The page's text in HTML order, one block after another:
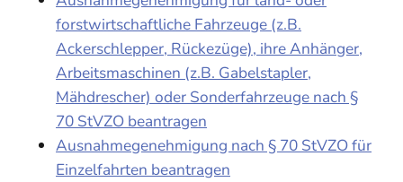
forstwirtschaftliche Fahrzeuge (z.B.
Ackerschlepper, Rückezüge), ihre Anhänger,
Arbeitsmaschinen (z.B. Gabelstapler,
Mähdrescher) oder Sonderfahrzeuge nach §
70 StVZO beantragen
Ausnahmegenehmigung nach § 70 StVZO für
Einzelfahrten beantragen